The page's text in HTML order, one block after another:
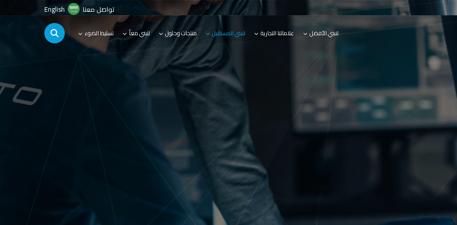
تواصل معنا English
لنبني الأفضل علاماتنا التجارية لنبني المستقبل منتجات وحلول لنبني معاً تسليط الضوء